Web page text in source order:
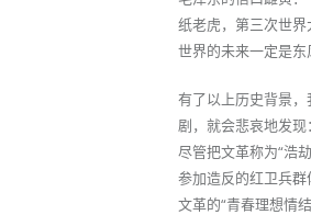
纸老虎，第三次世界
世界的未来一定是东
有了以上历史背景
剧，就会悲哀地发现
尽管把文革称为“浩
参加造反的红卫兵
文革的“青春理想情